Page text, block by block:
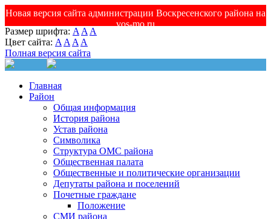
Новая версия сайта администрации Воскресенского района на
vos-mo.ru
Размер шрифта: A A A
Цвет сайта: A A A A
Полная версия сайта
Главная
Район
Общая информация
История района
Устав района
Символика
Структура ОМС района
Общественная палата
Общественные и политические организации
Депутаты района и поселений
Почетные граждане
Положение
СМИ района